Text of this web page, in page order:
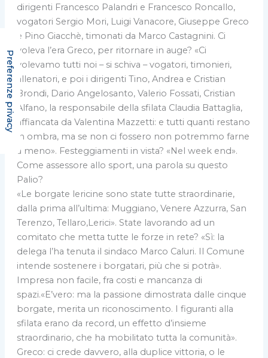
dirigenti Francesco Palandri e Francesco Roncallo,
vogatori Sergio Mori, Luigi Vanacore, Giuseppe Greco
e Pino Giacchè, timonati da Marco Castagnini. Ci
voleva l’era Greco, per ritornare in auge? «Ci
volevamo tutti noi – si schiva – vogatori, timonieri,
allenatori, e poi i dirigenti Tino, Andrea e Cristian
Brondi, Dario Angelosanto, Valerio Fossati, Cristian
Alfano, la responsabile della sfilata Claudia Battaglia,
affiancata da Valentina Mazzetti: e tutti quanti restano
in ombra, ma se non ci fossero non potremmo farne
a meno». Festeggiamenti in vista? «Nel week end».
Come assessore allo sport, una parola su questo
Palio?
«Le borgate lericine sono state tutte straordinarie,
dalla prima all’ultima: Muggiano, Venere Azzurra, San
Terenzo, Tellaro,Lerici». State lavorando ad un
comitato che metta tutte le forze in rete? «Sì: la
delega l’ha tenuta il sindaco Marco Caluri. Il Comune
intende sostenere i borgatari, più che si potrà».
Impresa non facile, fra costi e mancanza di
spazi.«E’vero: ma la passione dimostrata dalle cinque
borgate, merita un riconoscimento. I figuranti alla
sfilata erano da record, un effetto d’insieme
straordinario, che ha mobilitato tutta la comunità».
Greco: ci crede davvero, alla duplice vittoria, o le